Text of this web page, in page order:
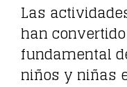
Las
han
fundamental
niños y niñas